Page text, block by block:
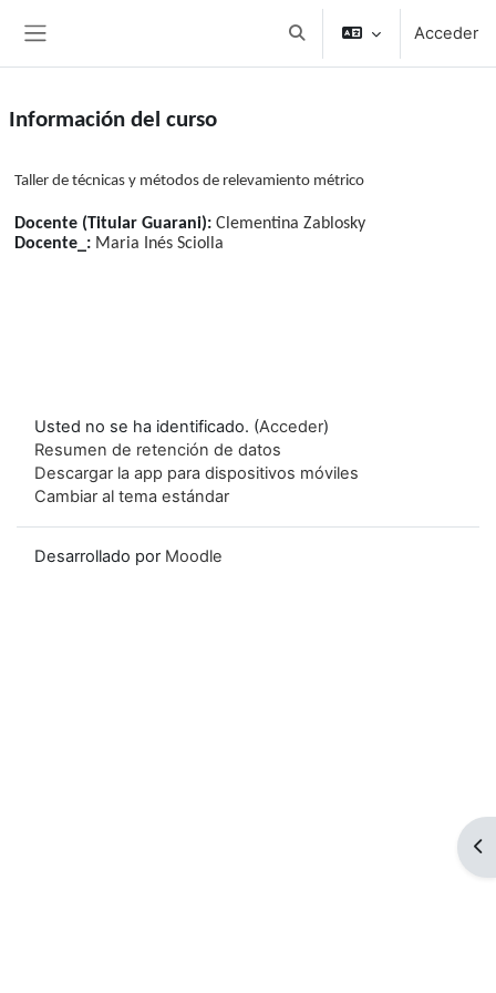
Selector de búsqueda de
Acceder
Información del curso
Taller de técnicas y métodos de relevamiento métrico
Docente (Titular Guarani): Clementina Zablosky
Docente_: Maria Inés Sciolla
Usted no se ha identificado. (Acceder)
Resumen de retención de datos
Descargar la app para dispositivos móviles
Cambiar al tema estándar
Desarrollado por Moodle